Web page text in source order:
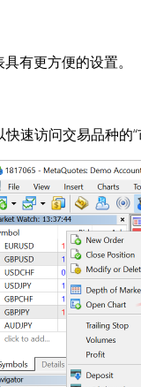
有更方便的设置。
快速访问交易品种的